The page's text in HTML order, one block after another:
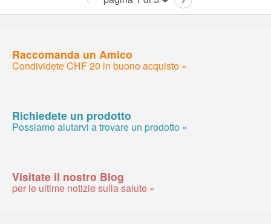
Raccomanda un Amico
Condividete CHF 20 in buono acquisto »
Richiedete un prodotto
Possiamo aiutarvi a trovare un prodotto »
Visitate il nostro Blog
per le ultime notizie sulla salute »